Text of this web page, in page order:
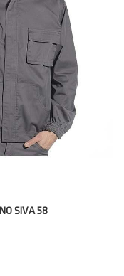
SIVA 58